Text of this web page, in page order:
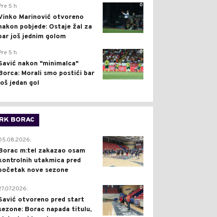
0
5 h
Marinović otvoreno
pobjede: Ostaje žal za
još jednim golom
0
5 h
nakon "minimalca"
Morali smo postići bar
jedan gol
BORAC
0
m:tel zakazao osam
utakmica pred
nove sezone
0
otvoreno pred start
Borac napada titulu,